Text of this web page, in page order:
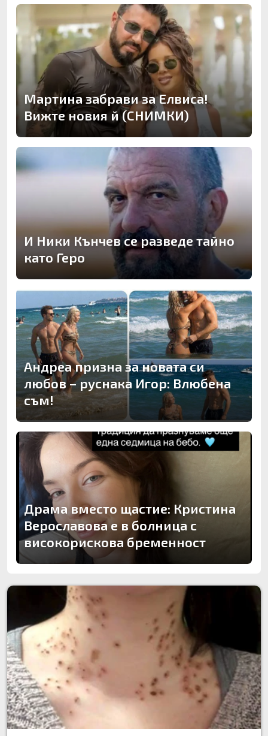
Мартина забрави за Елвиса!
Вижте новия й (СНИМКИ)
И Ники Кънчев се разведе тайно
като Геро
Андреа призна за новата си
любов – руснака Игор: Влюбена
съм!
Драма вместо щастие: Кристина
Верославова е в болница с
високорискова бременност